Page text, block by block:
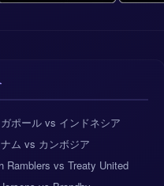
ポール vs インドネシア
ム vs カンボジア
Ramblers vs Treaty United